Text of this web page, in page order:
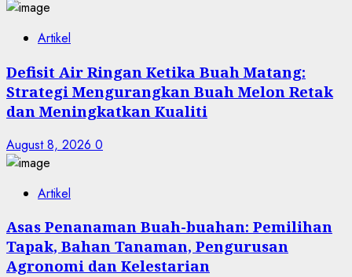
Artikel
Defisit Air Ringan Ketika Buah Matang:
Strategi Mengurangkan Buah Melon Retak
dan Meningkatkan Kualiti
August 8, 2026 0
Artikel
Asas Penanaman Buah-buahan: Pemilihan
Tapak, Bahan Tanaman, Pengurusan
Agronomi dan Kelestarian